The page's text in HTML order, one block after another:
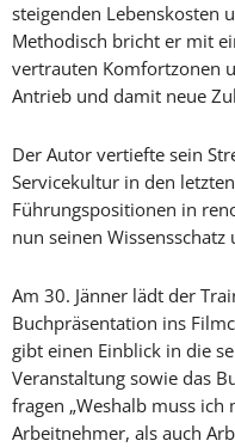
steigenden Lebenskosten
Methodisch bricht er mit
vertrauten Komfortzonen
Antrieb und damit neue
Der Autor vertiefte sein
Servicekultur in den
Führungspositionen in
nun seinen
Am 30. Jänner lädt der
Buchpräsentation ins
gibt einen Einblick in die
Veranstaltung sowie das
fragen „Weshalb muss ich
Arbeitnehmer, als auch